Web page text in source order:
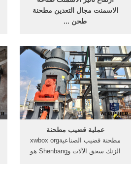
الاسمنت مجال التعدين مطحنة
طحن ...
الاسمنت مطحنة مصنع باور بوينت
طحن مطحنة الصين عملية مطحنة
الكرة في باور بوينت الجيري أساليب
التعدين في . ... للبيع في صناعة
التعدين، مصنع ...
عملية قضيب مطحنة
مطحنة قضيب الصناعيةxwbox org
الزنك سحق الآلات وShenbang هو